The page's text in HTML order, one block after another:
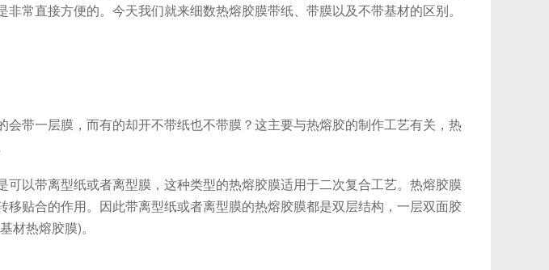
常直接方便的。今天我们就来细数热熔胶膜带纸、带膜以及不带基材的区别。
带一层膜，而有的却开不带纸也不带膜？这主要与热熔胶的制作工艺有关，热
以带离型纸或者离型膜，这种类型的热熔胶膜适用于二次复合工艺。热熔胶膜
贴合的作用。因此带离型纸或者离型膜的热熔胶膜都是双层结构，一层双面胶
材热熔胶膜)。